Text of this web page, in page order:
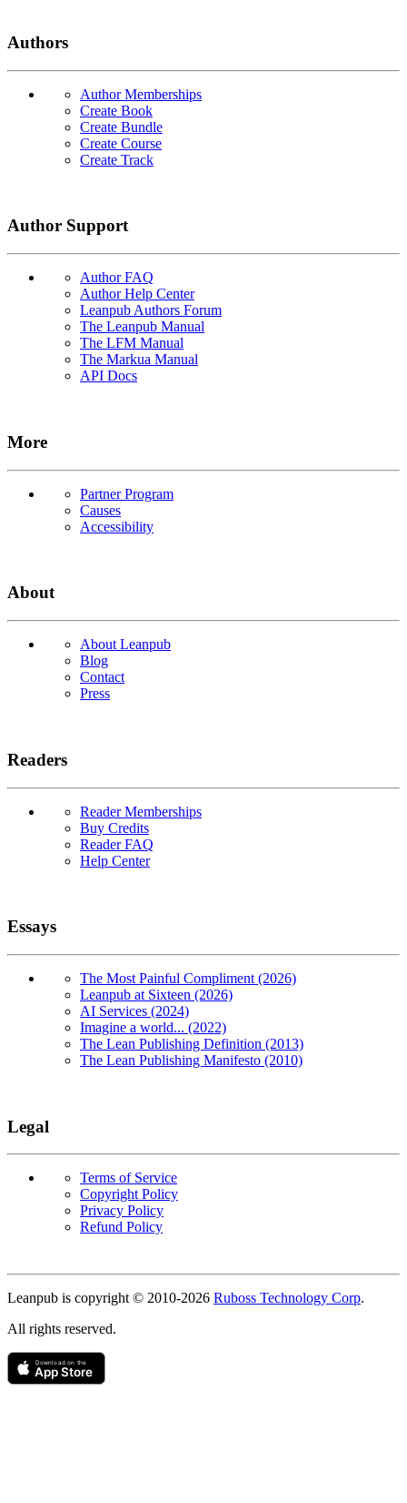
Authors
Author Memberships
Create Book
Create Bundle
Create Course
Create Track
Author Support
Author FAQ
Author Help Center
Leanpub Authors Forum
The Leanpub Manual
The LFM Manual
The Markua Manual
API Docs
More
Partner Program
Causes
Accessibility
About
About Leanpub
Blog
Contact
Press
Readers
Reader Memberships
Buy Credits
Reader FAQ
Help Center
Essays
The Most Painful Compliment (2026)
Leanpub at Sixteen (2026)
AI Services (2024)
Imagine a world... (2022)
The Lean Publishing Definition (2013)
The Lean Publishing Manifesto (2010)
Legal
Terms of Service
Copyright Policy
Privacy Policy
Refund Policy
Leanpub is copyright © 2010-2026 Ruboss Technology Corp.
All rights reserved.